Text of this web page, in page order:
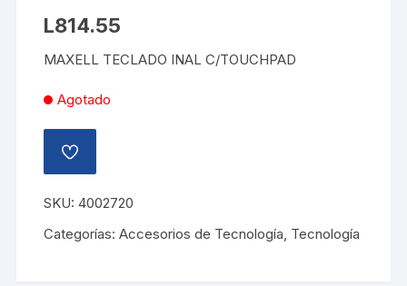
L814.55
MAXELL TECLADO INAL C/TOUCHPAD
Agotado
AÑADIR
A
LISTA
DE
DESEOS
SKU:4002720
Categorías:Accesorios de Tecnología, Tecnología